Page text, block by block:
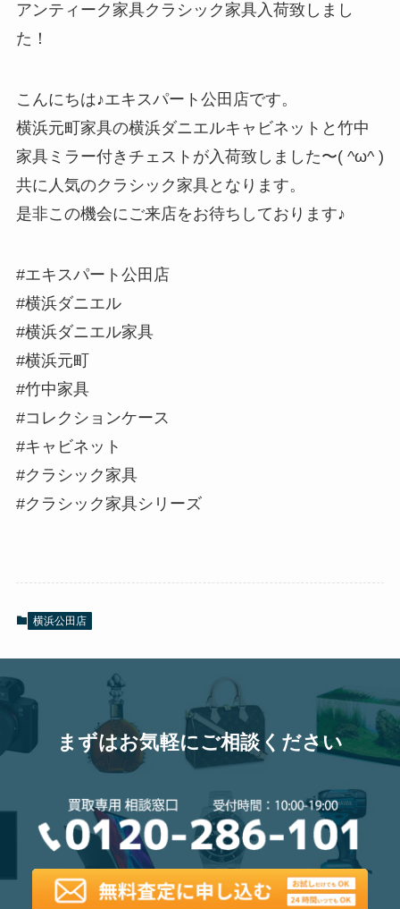
アンティーク家具クラシック家具入荷致しまし
た！
こんにちは♪エキスパート公田店です。
横浜元町家具の横浜ダニエルキャビネットと竹中
家具ミラー付きチェストが入荷致しました〜( ^ω^ )
共に人気のクラシック家具となります。
是非この機会にご来店をお待ちしております♪
#エキスパート公田店
#横浜ダニエル
#横浜ダニエル家具
#横浜元町
#竹中家具
#コレクションケース
#キャビネット
#クラシック家具
#クラシック家具シリーズ
横浜公田店
まずはお気軽にご相談ください